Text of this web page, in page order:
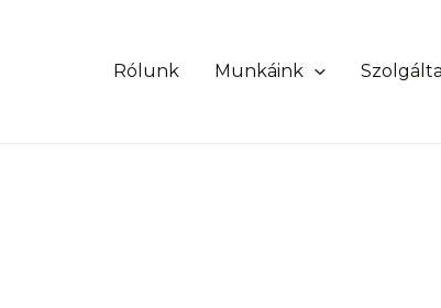
Rólunk Munkáink